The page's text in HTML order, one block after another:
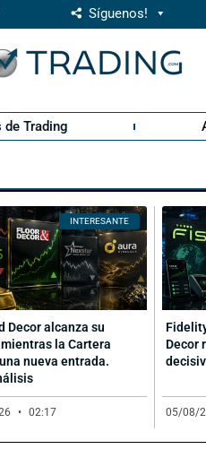
Síguenos!
de Trading
INTERESANTE
Decor alcanza su
la Cartera
nueva entrada.
02:17
Decor
05/08/